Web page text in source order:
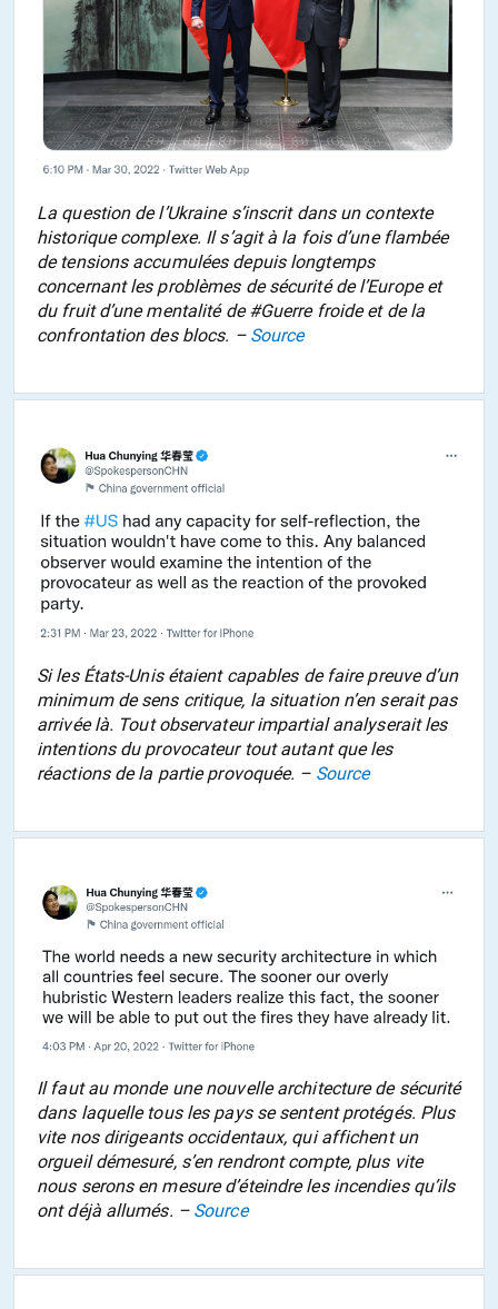
La question de l’Ukraine s’inscrit dans un contexte
historique complexe. Il s’agit à la fois d’une flambée
de tensions accumulées depuis longtemps
concernant les problèmes de sécurité de l’Europe et
du fruit d’une mentalité de #Guerre froide et de la
confrontation des blocs. – Source
Si les États-Unis étaient capables de faire preuve d’un
minimum de sens critique, la situation n’en serait pas
arrivée là. Tout observateur impartial analyserait les
intentions du provocateur tout autant que les
réactions de la partie provoquée. – Source
Il faut au monde une nouvelle architecture de sécurité
dans laquelle tous les pays se sentent protégés. Plus
vite nos dirigeants occidentaux, qui affichent un
orgueil démesuré, s’en rendront compte, plus vite
nous serons en mesure d’éteindre les incendies qu’ils
ont déjà allumés. – Source